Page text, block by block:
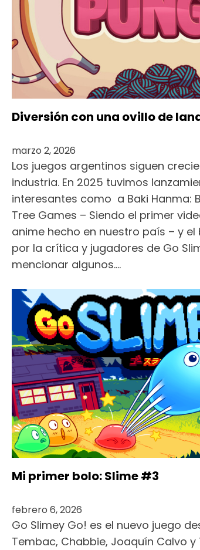
Diversión con una ovillo de
marzo 2, 2026
Los juegos argentinos siguen
industria. En 2025 tuvimos
interesantes como a Baki Hanma:
Tree Games – Siendo el primer
anime hecho en nuestro país – y
por la crítica y jugadores de Go
mencionar algunos.…
Mi primer bolo: Slime #3
febrero 6, 2026
Go Slimey Go! es el nuevo juego
Tembac, Chabbie, Joaquín Calvo y